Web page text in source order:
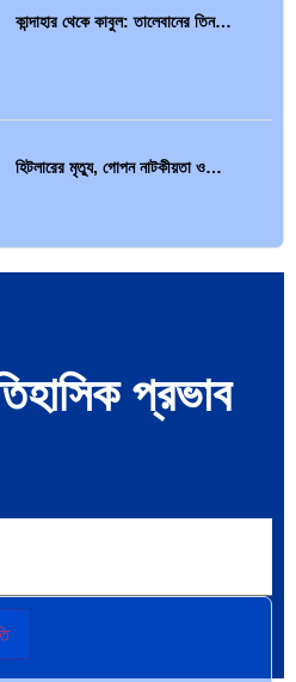
কান্দাহার থেকে কাবুল: তালেবানের তিন…
হিটলারের মৃত্যু, গোপন নাটকীয়তা ও…
প্রভাব